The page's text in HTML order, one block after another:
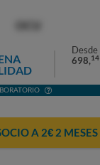
Desde
698,14
A 2€ 2 MESES